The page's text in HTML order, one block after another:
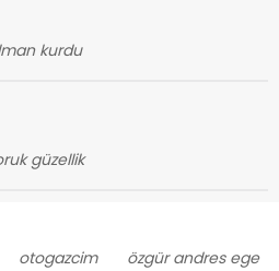
kurdu
güzellik
otogazcim özgür andres ege